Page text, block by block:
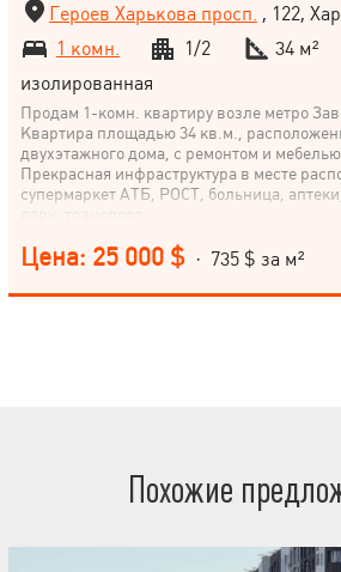
Героев Харькова просп. , 122,
1 комн.
1/2
34 м²
изолированная
Продам 1-комн. квартиру возле метро
Квартира площадью 34 кв.м.,
двухэтажного дома, с ремонтом и
Прекрасная инфраструктура в месте
супермаркет АТБ, РОСТ, больница,
Цена: 25 000 $ · 735 $ за м²
Похожие